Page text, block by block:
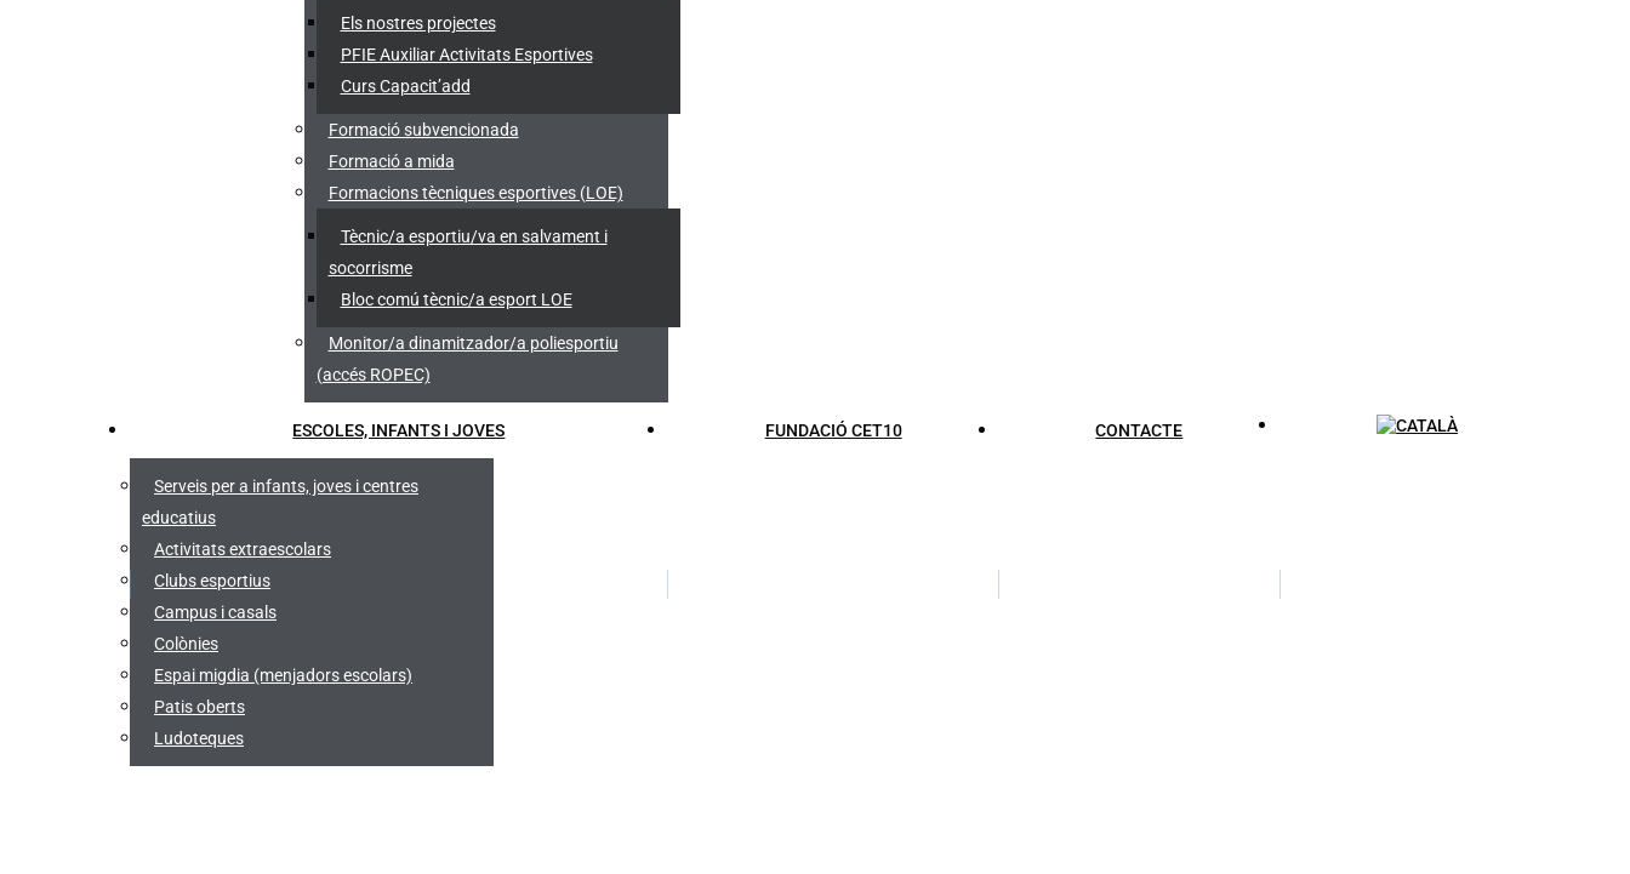
Els nostres projectes
PFIE Auxiliar Activitats Esportives
Curs Capacit’add
Formació subvencionada
Formació a mida
Formacions tècniques esportives (LOE)
Tècnic/a esportiu/va en salvament i
socorrisme
Bloc comú tècnic/a esport LOE
Monitor/a dinamitzador/a poliesportiu
(accés ROPEC)
ESCOLES, INFANTS I JOVES
Serveis per a infants, joves i centres
educatius
Activitats extraescolars
Clubs esportius
Campus i casals
Colònies
Espai migdia (menjadors escolars)
Patis oberts
Ludoteques
FUNDACIÓ CET10 CONTACTE